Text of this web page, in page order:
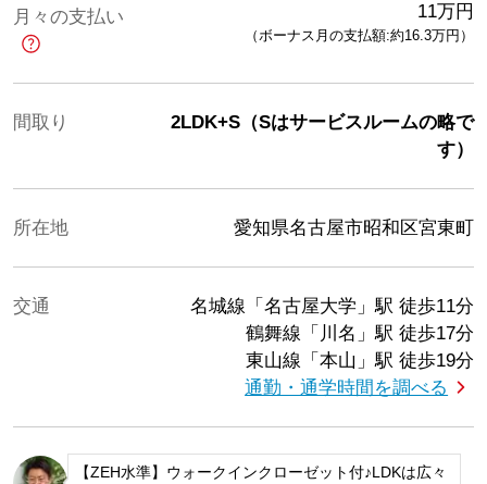
月々の支払い 11万円
（ボーナス月の支払額:約16.3万円 ）
間取り
2LDK+S（Sはサービスルームの略で
す）
所在地 愛知県名古屋市昭和区宮東町
交通 名城線「名古屋大学」駅 徒歩11分
鶴舞線「川名」駅 徒歩17分
東山線「本山」駅 徒歩19分
通勤・通学時間を調べる
【ZEH水準】ウォークインクローゼット付♪LDKは広々